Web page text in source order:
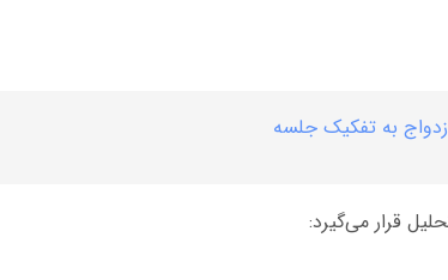
به تفکیک جلسه
قرار می‌گیرد: